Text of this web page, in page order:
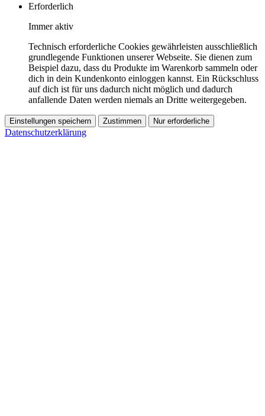
Erforderlich
Immer aktiv
Technisch erforderliche Cookies gewährleisten ausschließlich
grundlegende Funktionen unserer Webseite. Sie dienen zum
Beispiel dazu, dass du Produkte im Warenkorb sammeln oder
dich in dein Kundenkonto einloggen kannst. Ein Rückschluss
auf dich ist für uns dadurch nicht möglich und dadurch
anfallende Daten werden niemals an Dritte weitergegeben.
Einstellungen speichern Zustimmen Nur erforderliche
Datenschutzerklärung